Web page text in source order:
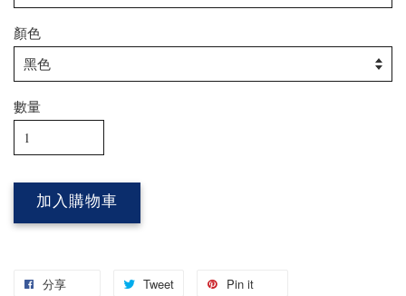
顏色
數量
加入購物車
分享 Tweet Pin it